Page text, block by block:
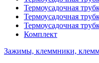
Термоусадочная
Термоусадочная
Термоусадочная
Комплект
Зажимы, клеммники,